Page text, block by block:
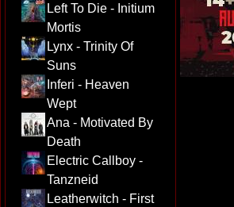
Left To Die - Initium
Mortis
Lynx - Trinity Of
Suns
Inferi - Heaven
Wept
Ana - Motivated By
Death
Electric Callboy -
Tanzneid
Leatherwitch - First